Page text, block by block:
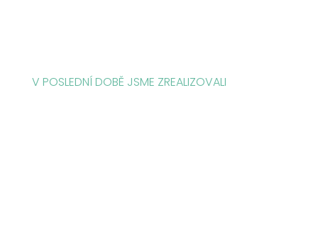
V POSLEDNÍ DOBĚ JSME ZREALIZOVALI